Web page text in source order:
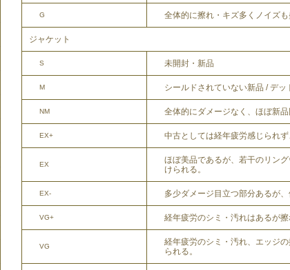
G 全体的に擦れ・キズ多くノイズも
ジャケット
S 未開封・新品
M シールドされていない新品 / デッ
NM 全体的にダメージなく、ほぼ新品
EX+ 中古としては経年疲労感じられず
EX
ほぼ美品であるが、若干のリン
けられる。
EX- 多少ダメージ目立つ部分あるが、
VG+ 経年疲労のシミ・汚れはあるが擦
VG
経年疲労のシミ・汚れ、エッジ
られる。